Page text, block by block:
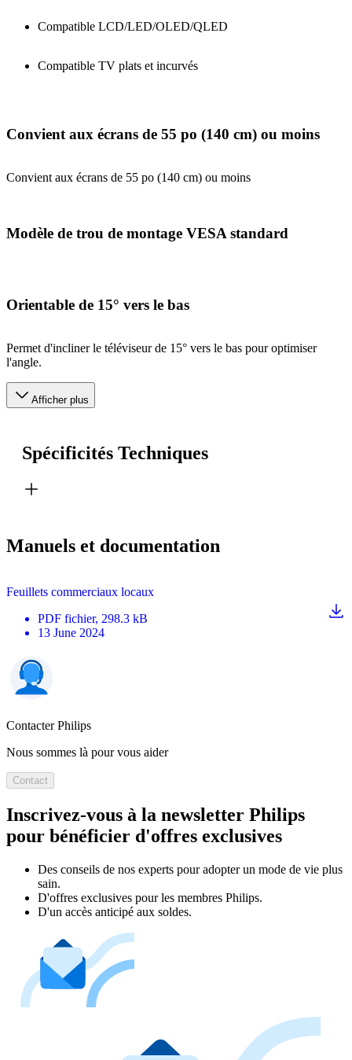
Compatible LCD/LED/OLED/QLED
Compatible TV plats et incurvés
Convient aux écrans de 55 po (140 cm) ou moins
Convient aux écrans de 55 po (140 cm) ou moins
Modèle de trou de montage VESA standard
Orientable de 15° vers le bas
Permet d'incliner le téléviseur de 15° vers le bas pour optimiser
l'angle.
Afficher plus
Spécificités Techniques
Manuels et documentation
Feuillets commerciaux locaux
PDF fichier, 298.3 kB
13 June 2024
Contacter Philips
Nous sommes là pour vous aider
Contact
Inscrivez-vous à la newsletter Philips
pour bénéficier d'offres exclusives
Des conseils de nos experts pour adopter un mode de vie plus
sain.
D'offres exclusives pour les membres Philips.
D'un accès anticipé aux soldes.